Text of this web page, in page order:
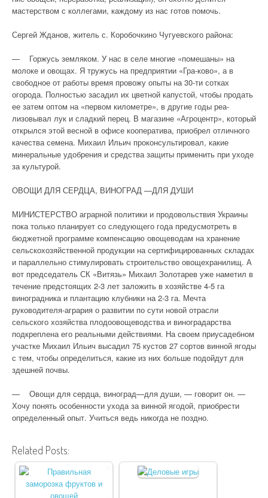
мастерством с коллегами, каждому из нас готов помочь.
Сергей Жданов, житель с. Коробочкино Чугуевского района:
— Горжусь земляком. У нас в селе многие «помешаны» на
молоке и овощах. Я тружусь на предприятии «Гра-ково», а в
свободное от работы время провожу опыты на 30-ти сотках
огорода. Полностью засадил их цветной капустой, чтобы продать
ее затем оптом на «первом километре», в другие годы реа-
лизовывал лук и сладкий перец. В магазине «Агроцентр», который
открылся этой весной в офисе кооператива, приобрел отличного
качества семена. Михаил Ильич проконсультировал, какие
минеральные удобрения и средства защиты применить при уходе
за культурой.
ОВОЩИ ДЛЯ СЕРДЦА, ВИНОГРАД —ДЛЯ ДУШИ
МИНИСТЕРСТВО аграрной политики и продовольствия Украины
пока только планирует со следующего года предусмотреть в
бюджетной программе компенсацию овощеводам на хранение
сельскохозяйственной продукции на сертифицированных складах
и параллельно стимулировать строительство овощехранилищ. А
вот председатель СК «Витязь» Михаил Золотарев уже наметил в
течение предстоящих 2-3 лет заложить в хозяйстве 4-5 га
виноградника и плантацию клубники на 2-3 га. Мечта
руководителя-агрария о развитии по сути новой отрасли
сельского хозяйства плодоовощеводства и виноградарства
подкреплена его реальными действиями. На своем приусадебном
участке Михаил Ильич высадил 75 кустов 27 сортов винной ягоды
с тем, чтобы определиться, какие из них больше подойдут для
здешней почвы.
— Овощи для сердца, виноград—для души, — говорит он. —
Хочу понять особенности ухода за винной ягодой, приобрести
определенный опыт. Учиться ведь никогда не поздно.
Related Posts: